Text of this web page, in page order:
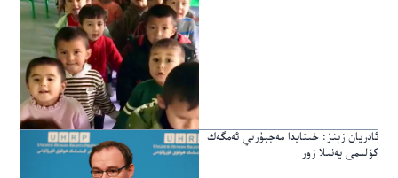
ئادريان زېنز: خىتايدا مەجبۇرىي ئەمگەك
كۆلىمى يەنىلا زور